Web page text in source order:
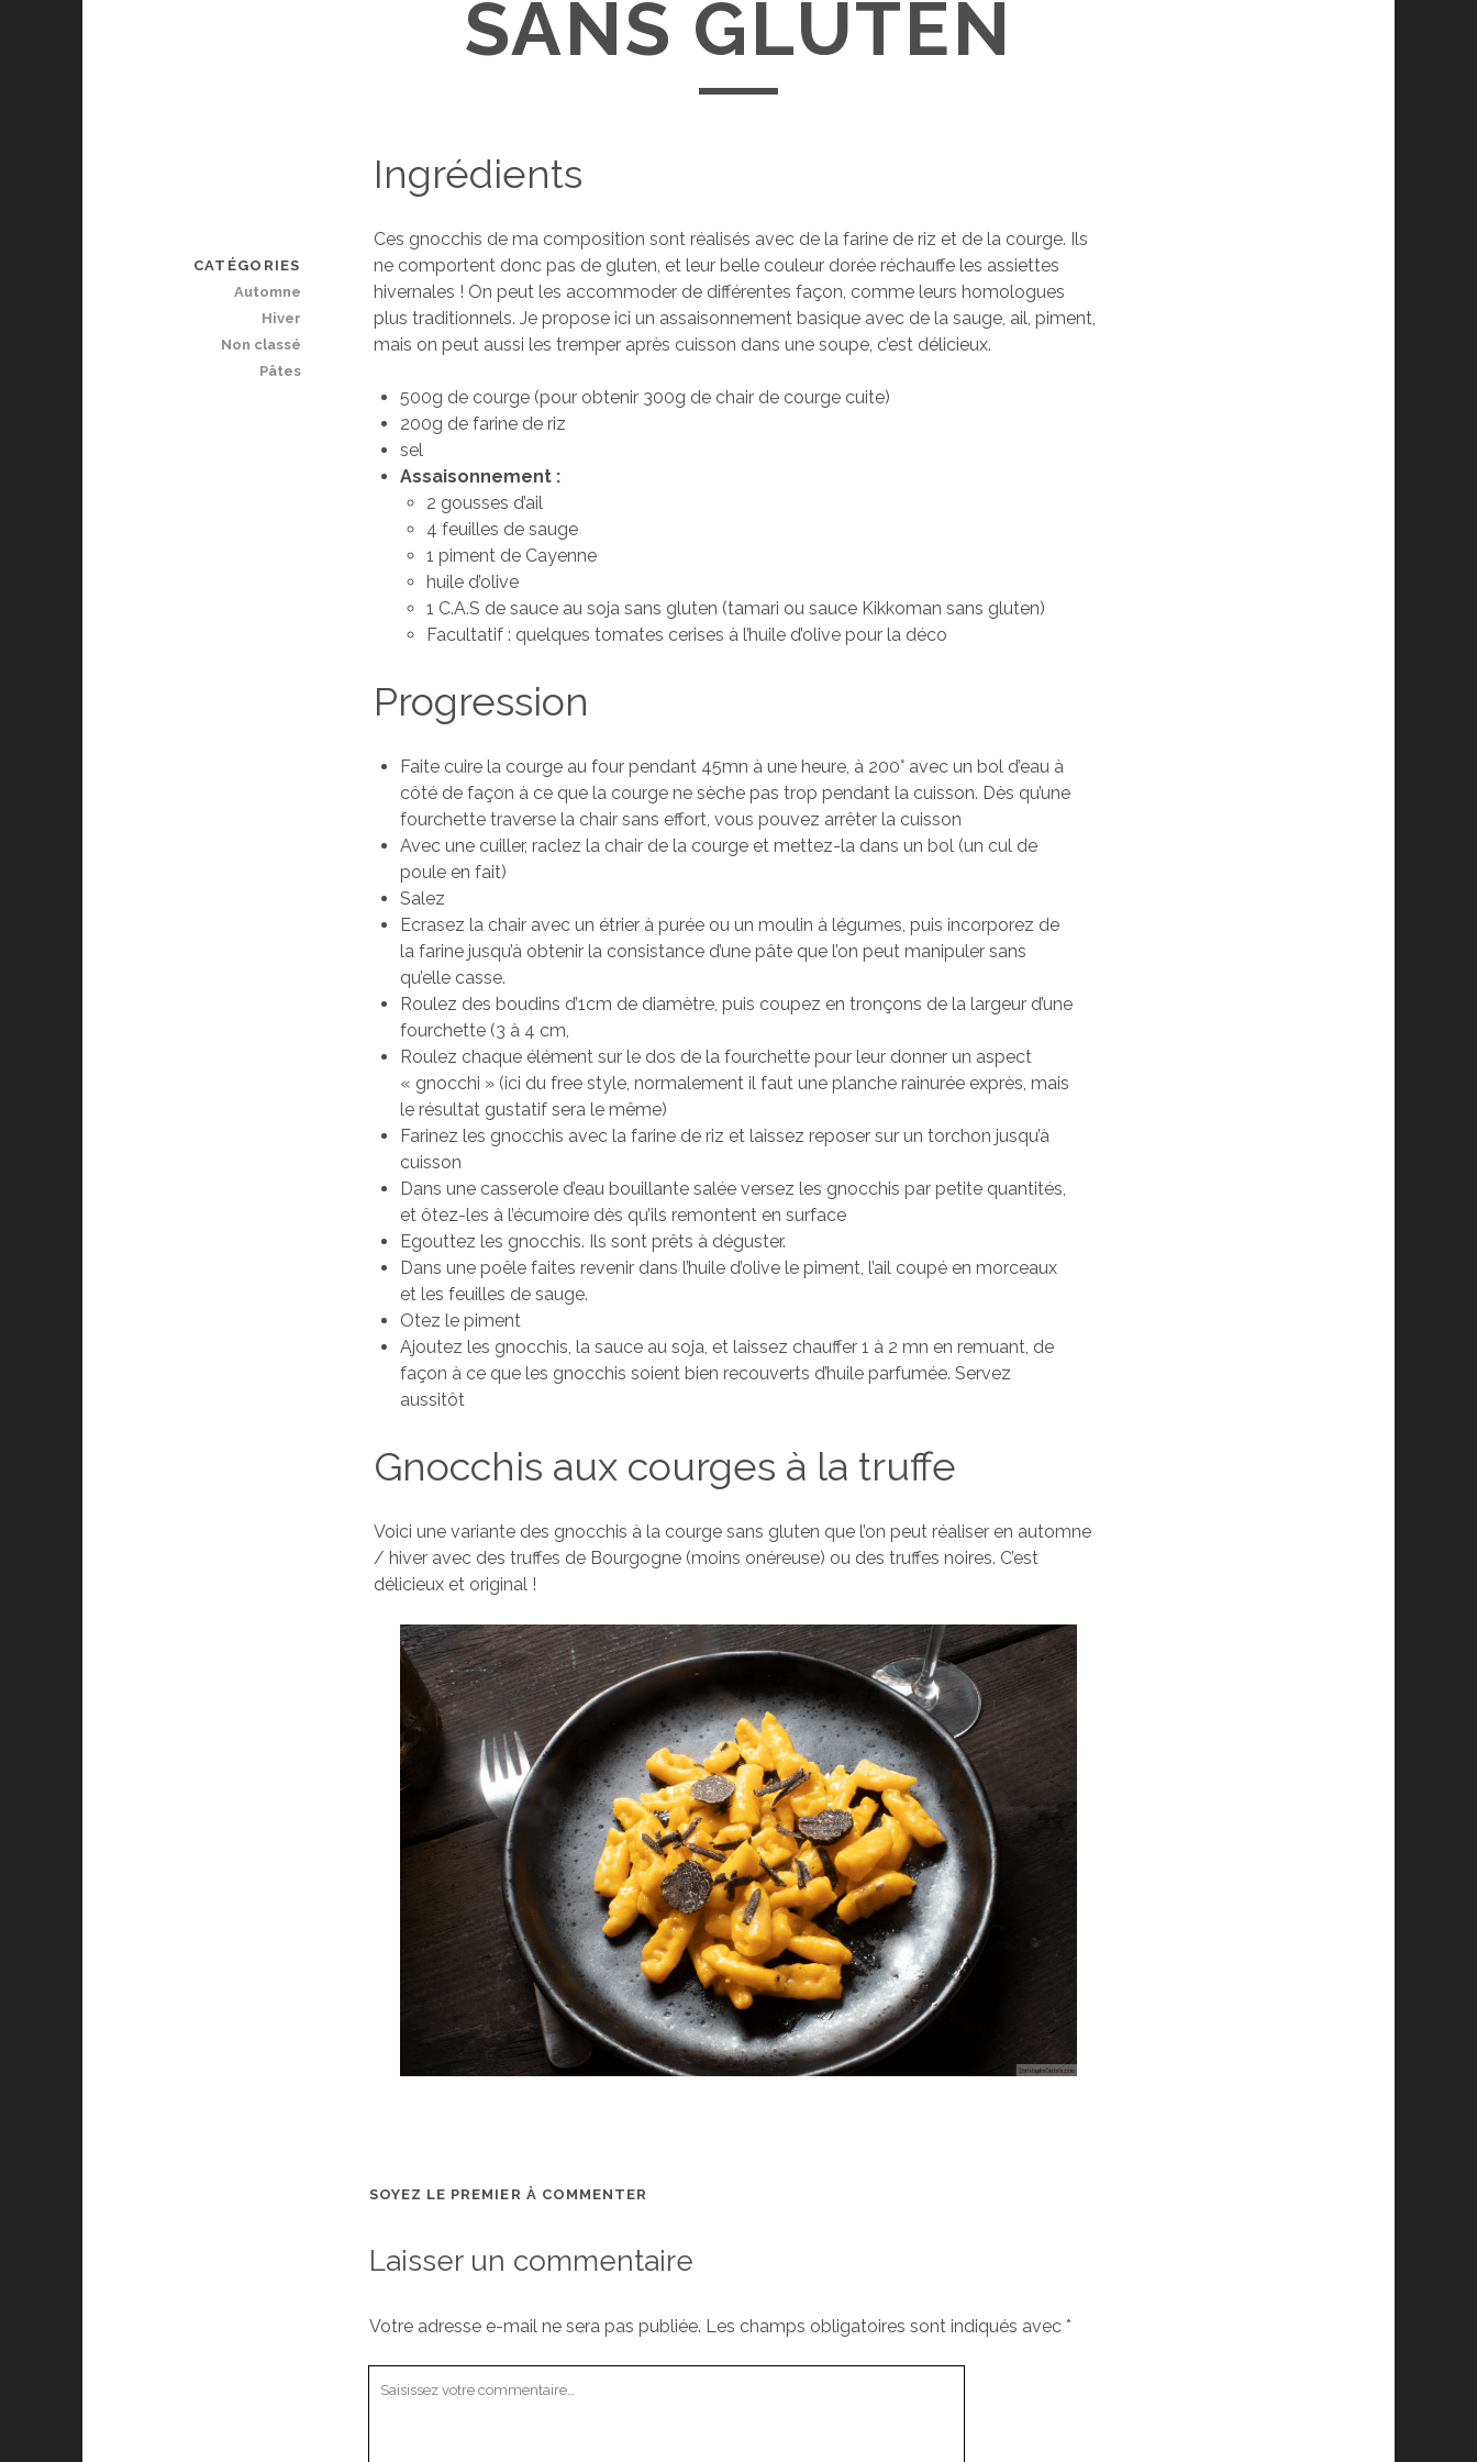
SANS GLUTEN
Ingrédients
Ces gnocchis de ma composition sont réalisés avec de la farine de riz et de la courge. Ils
ne comportent donc pas de gluten, et leur belle couleur dorée réchauffe les assiettes
hivernales ! On peut les accommoder de différentes façon, comme leurs homologues
plus traditionnels. Je propose ici un assaisonnement basique avec de la sauge, ail, piment,
mais on peut aussi les tremper après cuisson dans une soupe, c’est délicieux.
500g de courge (pour obtenir 300g de chair de courge cuite)
200g de farine de riz
sel
Assaisonnement :
2 gousses d’ail
4 feuilles de sauge
1 piment de Cayenne
huile d’olive
1 C.A.S de sauce au soja sans gluten (tamari ou sauce Kikkoman sans gluten)
Facultatif : quelques tomates cerises à l’huile d’olive pour la déco
Progression
Faite cuire la courge au four pendant 45mn à une heure, à 200° avec un bol d’eau à
côté de façon à ce que la courge ne sèche pas trop pendant la cuisson. Dès qu’une
fourchette traverse la chair sans effort, vous pouvez arrêter la cuisson
Avec une cuiller, raclez la chair de la courge et mettez-la dans un bol (un cul de
poule en fait)
Salez
Ecrasez la chair avec un étrier à purée ou un moulin à légumes, puis incorporez de
la farine jusqu’à obtenir la consistance d’une pâte que l’on peut manipuler sans
qu’elle casse.
Roulez des boudins d’1cm de diamètre, puis coupez en tronçons de la largeur d’une
fourchette (3 à 4 cm,
Roulez chaque élément sur le dos de la fourchette pour leur donner un aspect
« gnocchi » (ici du free style, normalement il faut une planche rainurée exprès, mais
le résultat gustatif sera le même)
Farinez les gnocchis avec la farine de riz et laissez reposer sur un torchon jusqu’à
cuisson
Dans une casserole d’eau bouillante salée versez les gnocchis par petite quantités,
et ôtez-les à l’écumoire dès qu’ils remontent en surface
Egouttez les gnocchis. Ils sont prêts à déguster.
Dans une poêle faites revenir dans l’huile d’olive le piment, l’ail coupé en morceaux
et les feuilles de sauge.
Otez le piment
Ajoutez les gnocchis, la sauce au soja, et laissez chauffer 1 à 2 mn en remuant, de
façon à ce que les gnocchis soient bien recouverts d’huile parfumée. Servez
aussitôt
Gnocchis aux courges à la truffe
Voici une variante des gnocchis à la courge sans gluten que l’on peut réaliser en automne
/ hiver avec des truffes de Bourgogne (moins onéreuse) ou des truffes noires. C’est
délicieux et original !
CATÉGORIES
Automne
Hiver
Non classé
Pâtes
SOYEZ LE PREMIER À COMMENTER
Laisser un commentaire
Votre adresse e-mail ne sera pas publiée. Les champs obligatoires sont indiqués avec *